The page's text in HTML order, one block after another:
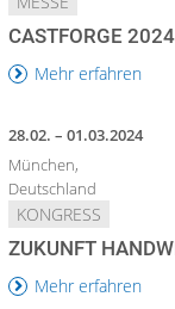
CASTFORGE 2024
Mehr erfahren
28.02. – 01.03.2024
München,
Deutschland
KONGRESS
ZUKUNFT
Mehr erfahren